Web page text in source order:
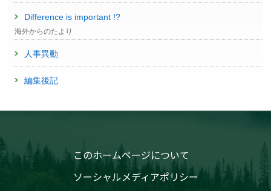
Difference is important !?
海外からのたより
人事異動
編集後記
このホームページについて
ソーシャルメディアポリシー